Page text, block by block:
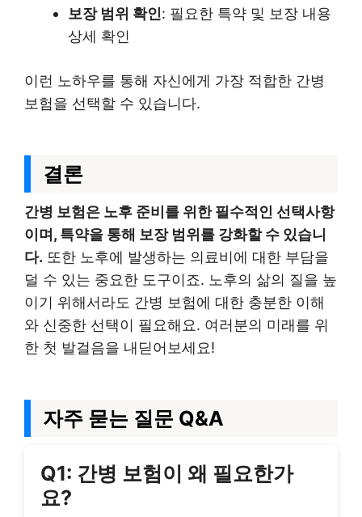
보장 범위 확인: 필요한 특약 및 보장 내용
상세 확인
이런 노하우를 통해 자신에게 가장 적합한 간병
보험을 선택할 수 있습니다.
결론
간병 보험은 노후 준비를 위한 필수적인 선택사항
이며, 특약을 통해 보장 범위를 강화할 수 있습니
다. 또한 노후에 발생하는 의료비에 대한 부담을
덜 수 있는 중요한 도구이죠. 노후의 삶의 질을 높
이기 위해서라도 간병 보험에 대한 충분한 이해
와 신중한 선택이 필요해요. 여러분의 미래를 위
한 첫 발걸음을 내딛어보세요!
자주 묻는 질문 Q&A
Q1: 간병 보험이 왜 필요한가
요?